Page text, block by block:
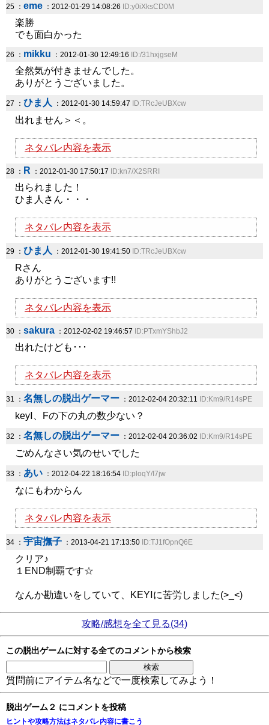
25 ： eme ：2012-01-29 14:08:26 ID:y0iXksCD0M
楽勝
でも面白かった
26 ： mikku ：2012-01-30 12:49:16 ID:/31hxjgseM
全然気が付きませんでした。
ありがとうございました。
27 ： ひま人 ：2012-01-30 14:59:47 ID:TRcJeUBXcw
出れません＞＜。
ネタバレ内容を表示
28 ： R ：2012-01-30 17:50:17 ID:kn7/X2SRRI
出られました！
ひま人さん・・・
ネタバレ内容を表示
29 ： ひま人 ：2012-01-30 19:41:50 ID:TRcJeUBXcw
Rさん
ありがとうございます!!
ネタバレ内容を表示
30 ： sakura ：2012-02-02 19:46:57 ID:PTxmYShbJ2
出れたけども･･･
ネタバレ内容を表示
31 ： 名無しの脱出ゲーマー ：2012-02-04 20:32:11 ID:Km9/R14sPE
keyⅠ、Fの下の丸の数少ない？
32 ： 名無しの脱出ゲーマー ：2012-02-04 20:36:02 ID:Km9/R14sPE
ごめんなさい気のせいでした
33 ： あい ：2012-04-22 18:16:54 ID:ploqY/I7jw
なにもわからん
ネタバレ内容を表示
34 ： 宇宙撫子 ：2013-04-21 17:13:50 ID:TJ1fOpnQ6E
クリア♪
１END制覇です☆
なんか勘違いをしていて、KEYⅠに苦労しました(>_<)
攻略/感想を全て見る(34)
この脱出ゲームに対する全てのコメントから検索
質問前にアイテム名などで一度検索してみよう！
脱出ゲーム２ にコメントを投稿
ヒントや攻略方法はネタバレ内容に書こう